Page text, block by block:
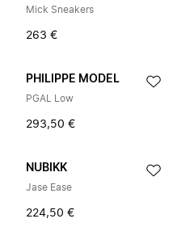
Mick Sneakers
263 €
PHILIPPE MODEL
PGAL Low
293,50 €
NUBIKK
Jase Ease
224,50 €